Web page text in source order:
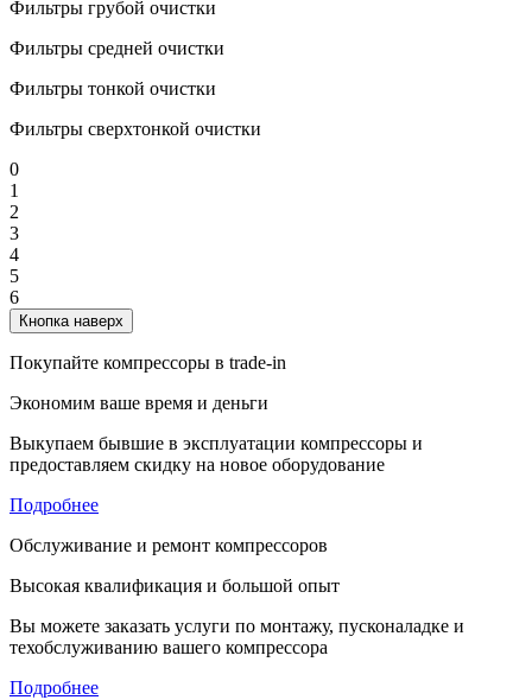
Фильтры грубой очистки
Фильтры средней очистки
Фильтры тонкой очистки
Фильтры сверхтонкой очистки
0
1
2
3
4
5
6
Кнопка наверх
Покупайте компрессоры в trade-in
Экономим ваше время и деньги
Выкупаем бывшие в эксплуатации компрессоры и
предоставляем скидку на новое оборудование
Подробнее
Обслуживание и ремонт компрессоров
Высокая квалификация и большой опыт
Вы можете заказать услуги по монтажу, пусконаладке и
техобслуживанию вашего компрессора
Подробнее